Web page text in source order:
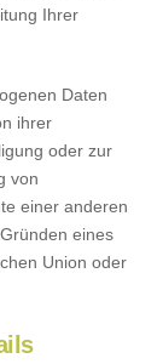
Ihrer
Daten
ihrer
oder zur
von
einer anderen
eines
Union oder